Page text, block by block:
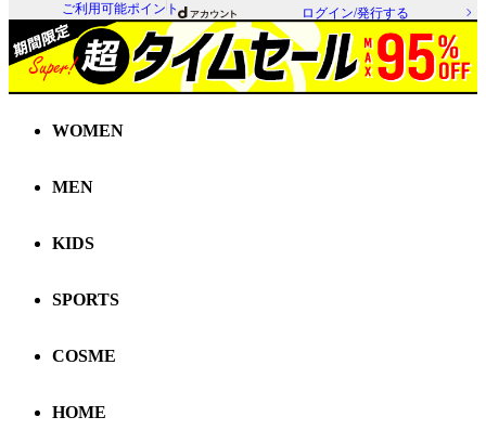
ご利用可能ポイント ログイン/発行する
WOMEN
MEN
KIDS
SPORTS
COSME
HOME